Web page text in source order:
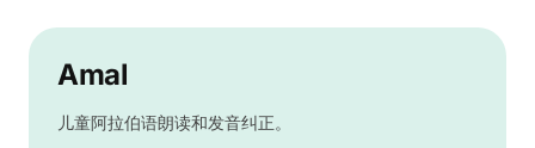
Amal
儿童阿拉伯语朗读和发音纠正。